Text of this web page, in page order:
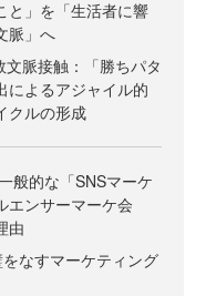
と」を「生活者に響
脈」へ
文脈接触：「勝ちパタ
によるアジャイル的
クルの形成
般的な「SNSマーケ
エンサーマーケ会
由
なすマーケティング